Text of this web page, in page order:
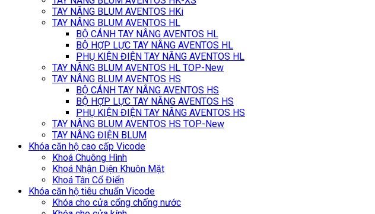
TAY NÂNG BLUM AVENTOS HKi
TAY NÂNG BLUM AVENTOS HL
BỘ CÁNH TAY NÂNG AVENTOS HL
BỘ HỢP LỰC TAY NÂNG AVENTOS HL
PHỤ KIỆN ĐIỆN TAY NÂNG AVENTOS HL
TAY NÂNG BLUM AVENTOS HL TOP-New
TAY NÂNG BLUM AVENTOS HS
BỘ CÁNH TAY NÂNG AVENTOS HS
BỘ HỢP LỰC TAY NÂNG AVENTOS HS
PHỤ KIỆN ĐIỆN TAY NÂNG AVENTOS HS
TAY NÂNG BLUM AVENTOS HS TOP-New
TAY NÂNG ĐIỆN BLUM
Khóa căn hộ cao cấp Vicode
Khoá Chuông Hình
Khoá Nhận Diện Khuôn Mặt
Khoá Tân Cổ Điển
Khóa căn hộ tiêu chuẩn Vicode
Khóa cho cửa cổng chống nước